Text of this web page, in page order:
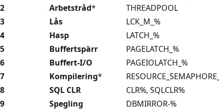
2
Arbetstråd*
THREADPOOL
3
Lås
LCK_M_%
4
Hasp
LATCH_%
5
Buffertspärr
PAGELATCH_%
6
Buffert-I/O
PAGEIOLATCH_%
7
Kompilering*
8
SQL CLR
CLR%, SQLCLR%
9
Spegling
DBMIRROR-%